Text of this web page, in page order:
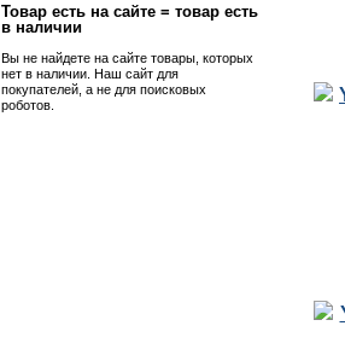
Товар есть на сайте = товар есть
в наличии
Вы не найдете на сайте товары, которых
нет в наличии. Наш сайт для
покупателей, а не для поисковых
роботов.